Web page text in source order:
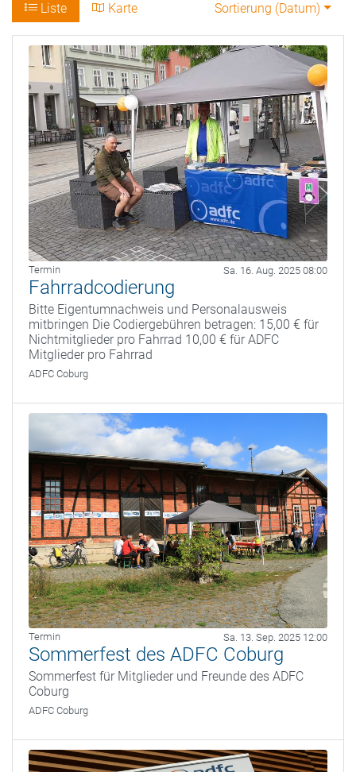
Liste
Karte Sortierung (Datum)
Termin Sa. 16. Aug. 2025 08:00
Fahrradcodierung
Bitte Eigentumnachweis und Personalausweis
mitbringen Die Codiergebühren betragen: 15,00 € für
Nichtmitglieder pro Fahrrad 10,00 € für ADFC
Mitglieder pro Fahrrad
ADFC Coburg
Termin Sa. 13. Sep. 2025 12:00
Sommerfest des ADFC Coburg
Sommerfest für Mitglieder und Freunde des ADFC
Coburg
ADFC Coburg